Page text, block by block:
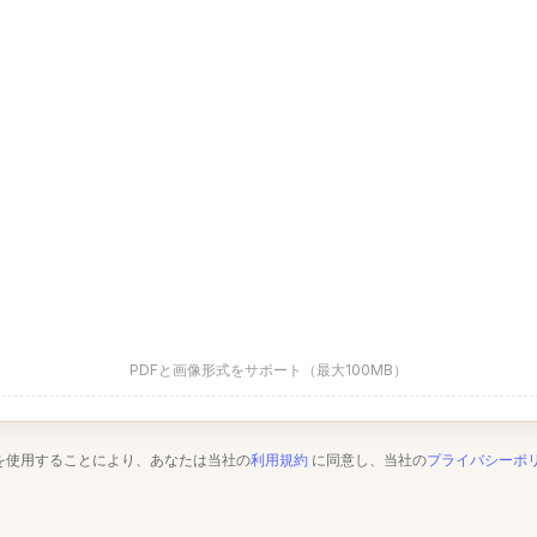
PDFと画像形式をサポート（最大100MB）
使用することにより、あなたは当社の利用規約 に同意し、当社のプライバシーポ